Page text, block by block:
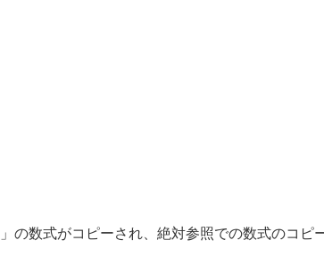
」の数式がコピーされ、絶対参照での数式のコピ